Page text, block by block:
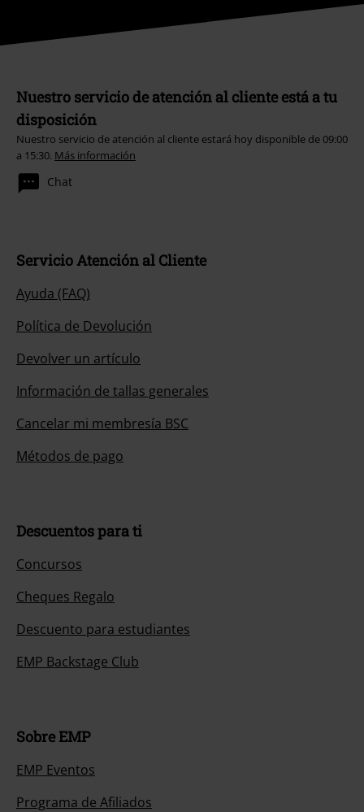
Nuestro servicio de atención al cliente está a tu
disposición
Nuestro servicio de atención al cliente estará hoy disponible de 09:00
a 15:30. Más información
Chat
Servicio Atención al Cliente
Ayuda (FAQ)
Política de Devolución
Devolver un artículo
Información de tallas generales
Cancelar mi membresía BSC
Métodos de pago
Descuentos para ti
Concursos
Cheques Regalo
Descuento para estudiantes
EMP Backstage Club
Sobre EMP
EMP Eventos
Programa de Afiliados